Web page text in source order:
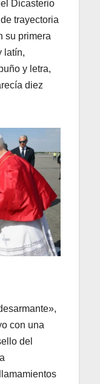
Dicasterio
trayectoria
su primera
latín,
y letra,
diez
con una
del